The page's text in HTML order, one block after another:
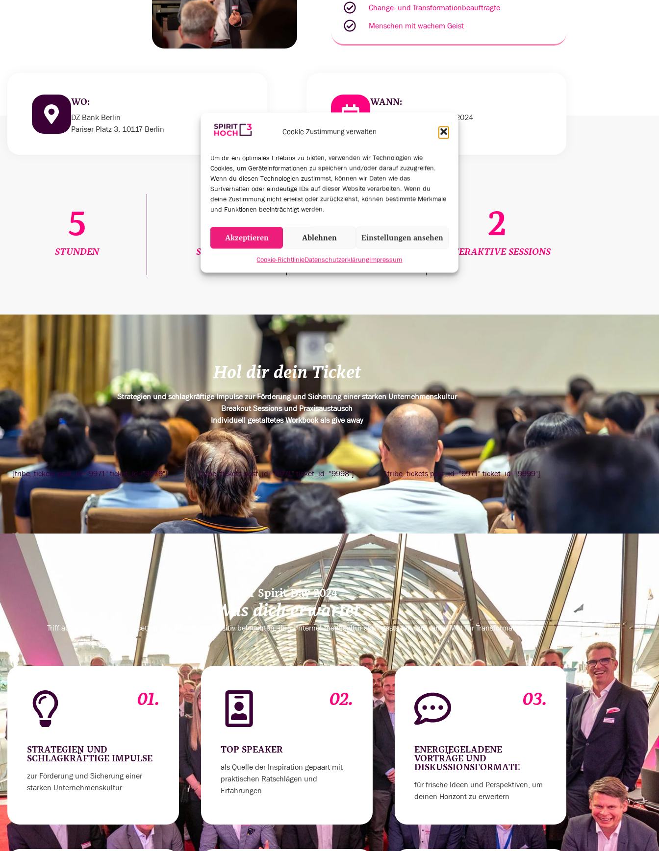
Cookie-Zustimmung verwalten
Um dir ein optimales Erlebnis zu bieten, verwenden wir Technologien wie
Cookies, um Geräteinformationen zu speichern und/oder darauf zuzugreifen.
Wenn du diesen Technologien zustimmst, können wir Daten wie das
Surfverhalten oder eindeutige IDs auf dieser Website verarbeiten. Wenn du
deine Zustimmung nicht erteilst oder zurückziehst, können bestimmte Merkmale
und Funktionen beeinträchtigt werden.
Akzeptieren Ablehnen Einstellungen ansehen
Cookie-RichtlinieDatenschutzerklärungImpressum
Change- und Transformationbeauftragte
Menschen mit wachem Geist
WO:
DZ Bank Berlin
Pariser Platz 3, 10117 Berlin
WANN:
Mittwoch, 11. September 2024
13.00 bis 18:00 Uhr
STUNDEN
5
SPEAKER
6 4
INTERAKTIVE SESSIONS
2
Hol dir dein Ticket
Strategien und schlagkräftige Impulse zur Förderung und Sicherung einer starken Unternehmenskultur
Breakout Sessions und Praxisaustausch
Individuell gestaltetes Workbook als give away
[tribe_tickets post_id="9971" ticket_id="9979"] [tribe_tickets post_id="9971" ticket_id="9998"] [tribe_tickets post_id="9971" ticket_id="9999"]
Der Spirit Day 2024
Was dich erwartet
Triff auf Entscheider, die Facetten des Wachstums positiv beleuchten, ihre Unternehmenskultur aktiv gestalten und tanke Mut für Transformation.
01.
STRATEGIEN UND
SCHLAGKRÄFTIGE IMPULSE
zur Förderung und Sicherung einer
starken Unternehmenskultur
02.
TOP SPEAKER
als Quelle der Inspiration gepaart mit
praktischen Ratschlägen und
Erfahrungen
03.
ENERGIEGELADENE
VORTRÄGE UND
DISKUSSIONSFORMATE
für frische Ideen und Perspektiven, um
deinen Horizont zu erweitern